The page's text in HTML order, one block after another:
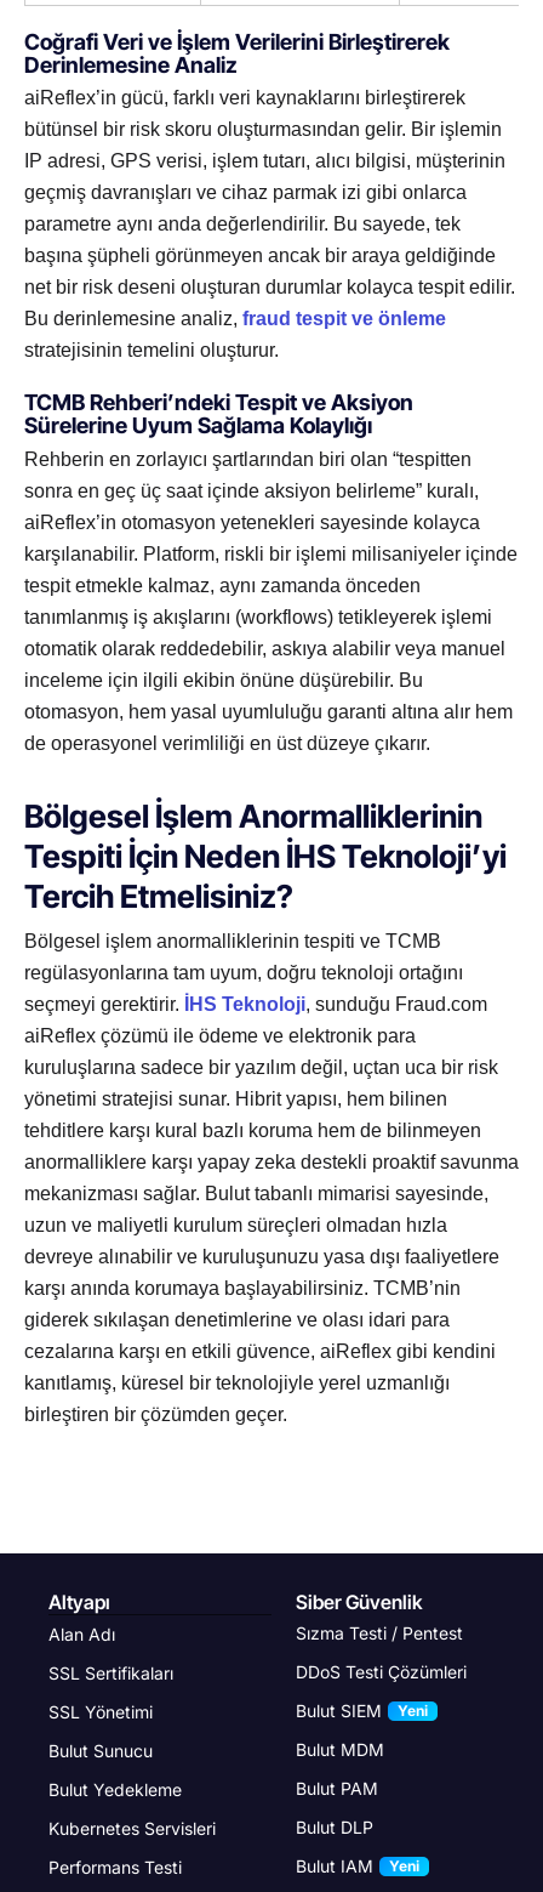
Coğrafi Veri ve İşlem Verilerini Birleştirerek
Derinlemesine Analiz
aiReflex’in gücü, farklı veri kaynaklarını birleştirerek
bütünsel bir risk skoru oluşturmasından gelir. Bir işlemin
IP adresi, GPS verisi, işlem tutarı, alıcı bilgisi, müşterinin
geçmiş davranışları ve cihaz parmak izi gibi onlarca
parametre aynı anda değerlendirilir. Bu sayede, tek
başına şüpheli görünmeyen ancak bir araya geldiğinde
net bir risk deseni oluşturan durumlar kolayca tespit edilir.
Bu derinlemesine analiz, fraud tespit ve önleme
stratejisinin temelini oluşturur.
TCMB Rehberi’ndeki Tespit ve Aksiyon
Sürelerine Uyum Sağlama Kolaylığı
Rehberin en zorlayıcı şartlarından biri olan “tespitten
sonra en geç üç saat içinde aksiyon belirleme” kuralı,
aiReflex’in otomasyon yetenekleri sayesinde kolayca
karşılanabilir. Platform, riskli bir işlemi milisaniyeler içinde
tespit etmekle kalmaz, aynı zamanda önceden
tanımlanmış iş akışlarını (workflows) tetikleyerek işlemi
otomatik olarak reddedebilir, askıya alabilir veya manuel
inceleme için ilgili ekibin önüne düşürebilir. Bu
otomasyon, hem yasal uyumluluğu garanti altına alır hem
de operasyonel verimliliği en üst düzeye çıkarır.
Bölgesel İşlem Anormalliklerinin
Tespiti İçin Neden İHS Teknoloji’yi
Tercih Etmelisiniz?
Bölgesel işlem anormalliklerinin tespiti ve TCMB
regülasyonlarına tam uyum, doğru teknoloji ortağını
seçmeyi gerektirir.
İHS Teknoloji, sunduğu Fraud.com
aiReflex çözümü ile ödeme ve elektronik para
kuruluşlarına sadece bir yazılım değil, uçtan uca bir risk
yönetimi stratejisi sunar. Hibrit yapısı, hem bilinen
tehditlere karşı kural bazlı koruma hem de bilinmeyen
anormalliklere karşı yapay zeka destekli proaktif savunma
mekanizması sağlar. Bulut tabanlı mimarisi sayesinde,
uzun ve maliyetli kurulum süreçleri olmadan hızla
devreye alınabilir ve kuruluşunuzu yasa dışı faaliyetlere
karşı anında korumaya başlayabilirsiniz. TCMB’nin
giderek sıkılaşan denetimlerine ve olası idari para
cezalarına karşı en etkili güvence, aiReflex gibi kendini
kanıtlamış, küresel bir teknolojiyle yerel uzmanlığı
birleştiren bir çözümden geçer.
Altyapı
Alan Adı
SSL Sertifikaları
SSL Yönetimi
Bulut Sunucu
Bulut Yedekleme
Kubernetes Servisleri
Performans Testi
Siber Güvenlik
Sızma Testi / Pentest
DDoS Testi Çözümleri
Bulut SIEM
Yeni
Bulut MDM
Bulut PAM
Bulut DLP
Bulut IAM
Yeni